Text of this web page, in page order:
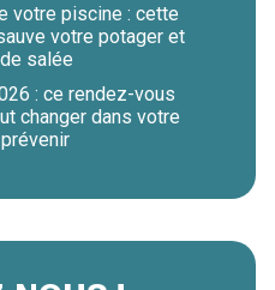
votre piscine : cette
votre potager et
salée
: ce rendez-vous
changer dans votre